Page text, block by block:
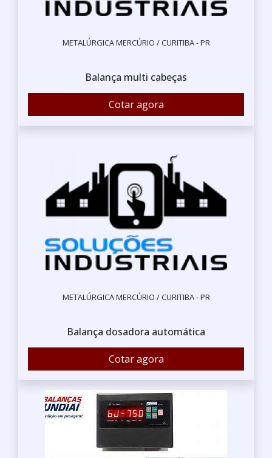
METALÚRGICA MERCÚRIO / CURITIBA - PR
Balança multi cabeças
Cotar agora
METALÚRGICA MERCÚRIO / CURITIBA - PR
Balança dosadora automática
Cotar agora